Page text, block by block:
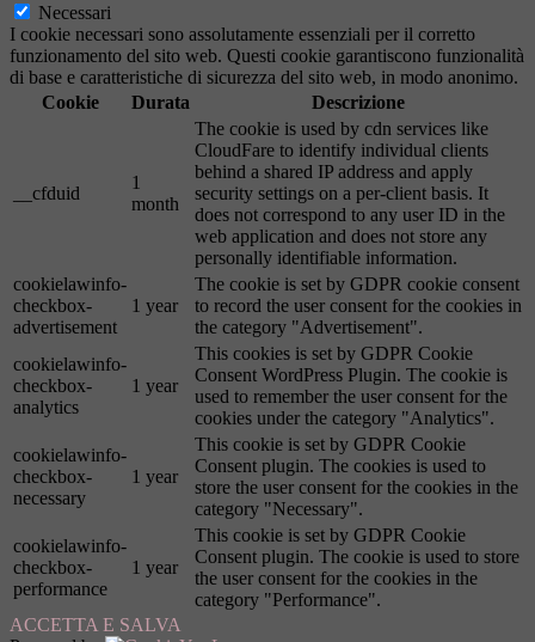
Necessari
I cookie necessari sono assolutamente essenziali per il corretto
funzionamento del sito web. Questi cookie garantiscono funzionalità
di base e caratteristiche di sicurezza del sito web, in modo anonimo.
Cookie
Durata Descrizione
__cfduid
1
month
The cookie is used by cdn services like
CloudFare to identify individual clients
behind a shared IP address and apply
security settings on a per-client basis. It
does not correspond to any user ID in the
web application and does not store any
personally identifiable information.
cookielawinfo-
checkbox-
advertisement
1 year
The cookie is set by GDPR cookie consent
to record the user consent for the cookies in
the category "Advertisement".
cookielawinfo-
checkbox-
analytics
1 year
This cookies is set by GDPR Cookie
Consent WordPress Plugin. The cookie is
used to remember the user consent for the
cookies under the category "Analytics".
cookielawinfo-
checkbox-
necessary
1 year
This cookie is set by GDPR Cookie
Consent plugin. The cookies is used to
store the user consent for the cookies in the
category "Necessary".
cookielawinfo-
checkbox-
performance
1 year
This cookie is set by GDPR Cookie
Consent plugin. The cookie is used to store
the user consent for the cookies in the
category "Performance".
ACCETTA E SALVA